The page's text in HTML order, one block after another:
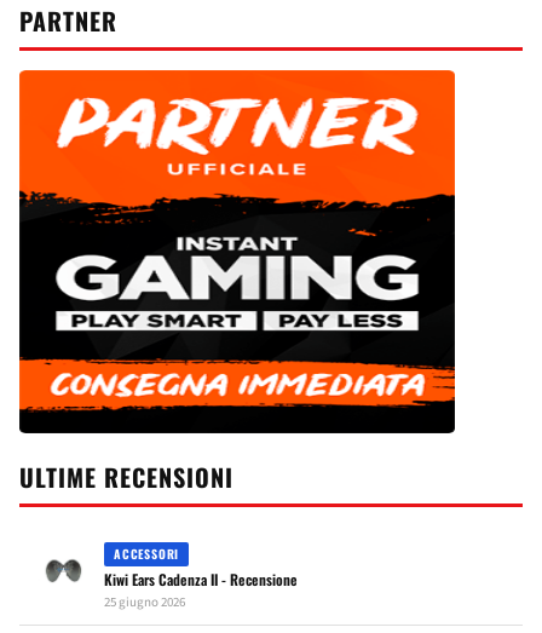
PARTNER
ULTIME RECENSIONI
ACCESSORI
Kiwi Ears Cadenza II - Recensione
25 giugno 2026